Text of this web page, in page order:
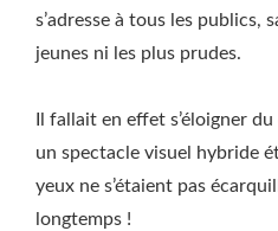
s’adresse à tous les publics,
jeunes ni les plus prudes.
Il fallait en effet s’éloigner
un spectacle visuel hybride
yeux ne s’étaient pas
longtemps !